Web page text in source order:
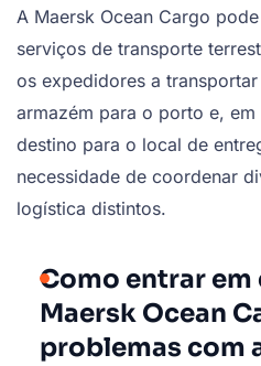
A Maersk Ocean Cargo
serviços de transporte
os expedidores a
armazém para o porto e,
destino para o local de
necessidade de coordenar
logística distintos.
Como entrar
Maersk Ocean
problemas com